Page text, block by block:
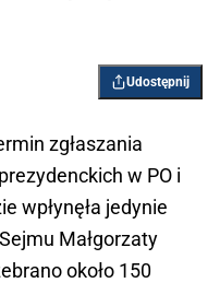
Udostępnij
zgłaszania
w PO i
wpłynęła jedynie
Małgorzaty
około 150